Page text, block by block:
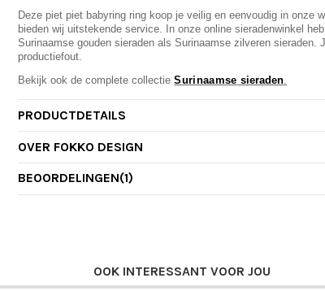
Deze piet piet babyring ring koop je veilig en eenvoudig in onze
bieden wij uitstekende service. In onze online sieradenwinkel
Surinaamse gouden sieraden als Surinaamse zilveren sieraden.
productiefout.
Bekijk ook de complete collectieSurinaamse sieraden.
PRODUCTDETAILS
OVER FOKKO DESIGN
BEOORDELINGEN(1)
OOK INTERESSANT VOOR JOU